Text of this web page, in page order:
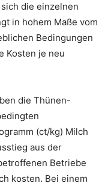
die einzelnen
in hohem Maße vom
Bedingungen
Kosten je neu
die Thünen-
(ct/kg) Milch
aus der
Betriebe
kosten. Bei einem